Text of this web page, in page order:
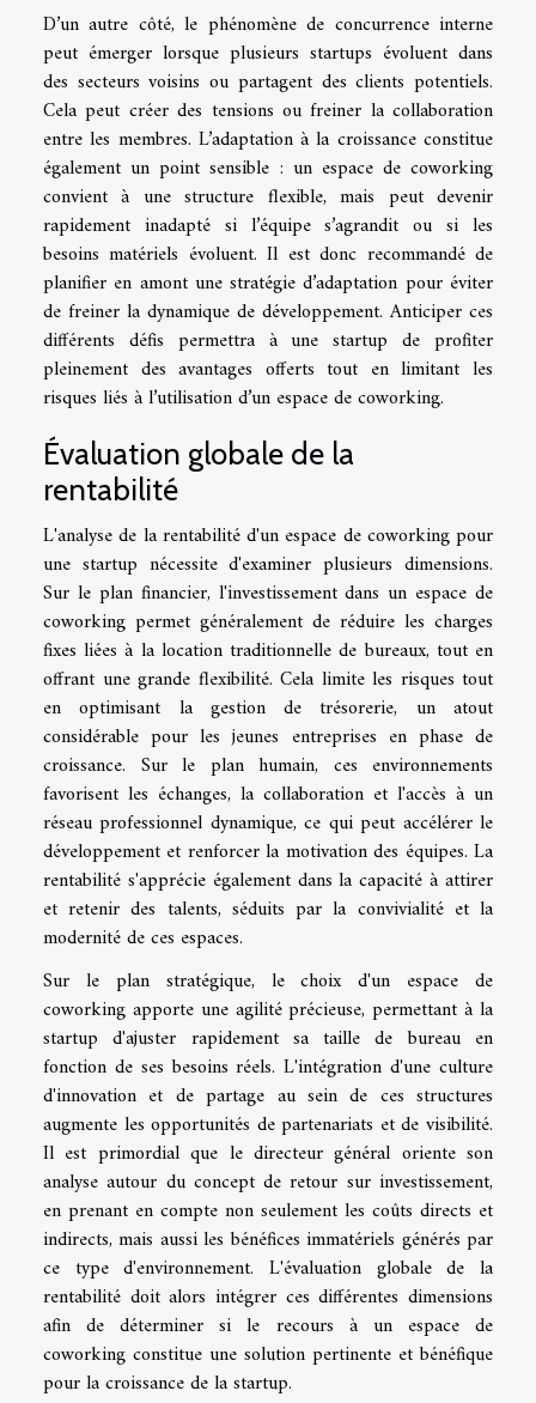
D’un autre côté, le phénomène de concurrence interne
peut émerger lorsque plusieurs startups évoluent dans
des secteurs voisins ou partagent des clients potentiels.
Cela peut créer des tensions ou freiner la collaboration
entre les membres. L’adaptation à la croissance constitue
également un point sensible : un espace de coworking
convient à une structure flexible, mais peut devenir
rapidement inadapté si l’équipe s’agrandit ou si les
besoins matériels évoluent. Il est donc recommandé de
planifier en amont une stratégie d’adaptation pour éviter
de freiner la dynamique de développement. Anticiper ces
différents défis permettra à une startup de profiter
pleinement des avantages offerts tout en limitant les
risques liés à l’utilisation d’un espace de coworking.
Évaluation globale de la
rentabilité
L'analyse de la rentabilité d'un espace de coworking pour
une startup nécessite d'examiner plusieurs dimensions.
Sur le plan financier, l'investissement dans un espace de
coworking permet généralement de réduire les charges
fixes liées à la location traditionnelle de bureaux, tout en
offrant une grande flexibilité. Cela limite les risques tout
en optimisant la gestion de trésorerie, un atout
considérable pour les jeunes entreprises en phase de
croissance. Sur le plan humain, ces environnements
favorisent les échanges, la collaboration et l'accès à un
réseau professionnel dynamique, ce qui peut accélérer le
développement et renforcer la motivation des équipes. La
rentabilité s'apprécie également dans la capacité à attirer
et retenir des talents, séduits par la convivialité et la
modernité de ces espaces.
Sur le plan stratégique, le choix d'un espace de
coworking apporte une agilité précieuse, permettant à la
startup d'ajuster rapidement sa taille de bureau en
fonction de ses besoins réels. L'intégration d'une culture
d'innovation et de partage au sein de ces structures
augmente les opportunités de partenariats et de visibilité.
Il est primordial que le directeur général oriente son
analyse autour du concept de retour sur investissement,
en prenant en compte non seulement les coûts directs et
indirects, mais aussi les bénéfices immatériels générés par
ce type d'environnement. L'évaluation globale de la
rentabilité doit alors intégrer ces différentes dimensions
afin de déterminer si le recours à un espace de
coworking constitue une solution pertinente et bénéfique
pour la croissance de la startup.